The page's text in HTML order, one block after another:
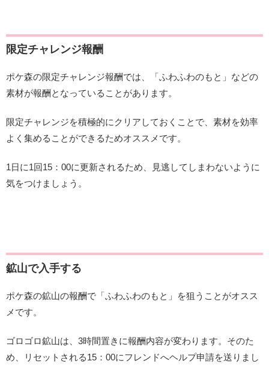
限定チャレンジ報酬
ポケ森の限定チャレンジ報酬では、「ふわふわのもと」などの
素材が報酬となっていることがあります。
限定チャレンジを積極的にクリアしておくことで、素材を効率
よく集めることができるためオススメです。
1日に1回15：00に更新されるため、見逃してしまわないように
気をつけましょう。
鉱山で入手する
ポケ森の鉱山の報酬で「ふわふわのもと」を狙うことがオスス
メです。
ゴロゴロ鉱山は、3時間置きに報酬内容が変わります。そのた
め、リセットされる15：00にフレンドへヘルプ申請を送りまし